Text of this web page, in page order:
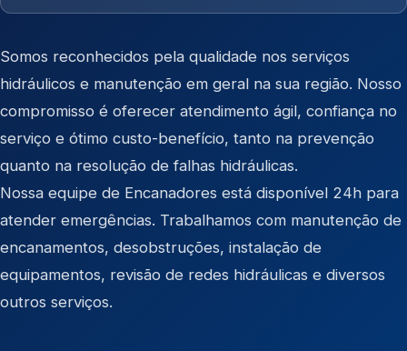
Somos reconhecidos pela qualidade nos serviços
hidráulicos e manutenção em geral na sua região. Nosso
compromisso é oferecer atendimento ágil, confiança no
serviço e ótimo custo-benefício, tanto na prevenção
quanto na resolução de falhas hidráulicas.
Nossa equipe de Encanadores está disponível 24h para
atender emergências. Trabalhamos com manutenção de
encanamentos, desobstruções, instalação de
equipamentos, revisão de redes hidráulicas e diversos
outros serviços.